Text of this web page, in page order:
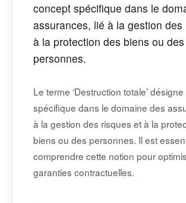
concept spécifique dans le
assurances, lié à la gestion
à la protection des biens ou des
personnes.
Le terme ‘Destruction totale’
spécifique dans le domaine des
à la gestion des risques et à la
biens ou des personnes. Il est
comprendre cette notion pour
garanties contractuelles.